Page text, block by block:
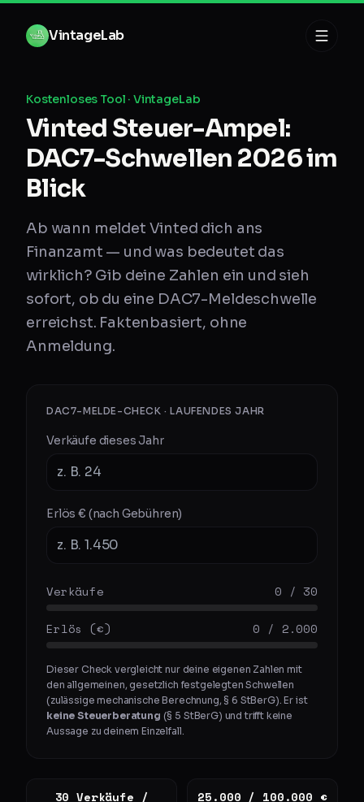
Zum Inhalt springen
VintageLab
Kostenloses Tool · VintageLab
Vinted Steuer-Ampel:
DAC7-Schwellen 2026 im
Blick
Ab wann meldet Vinted dich ans
Finanzamt — und was bedeutet das
wirklich? Gib deine Zahlen ein und sieh
sofort, ob du eine DAC7-Meldeschwelle
erreichst. Faktenbasiert, ohne
Anmeldung.
DAC7-MELDE-CHECK · LAUFENDES JAHR
Verkäufe dieses Jahr
Erlös € (nach Gebühren)
Verkäufe 0 / 30
Erlös (€) 0 / 2.000
Dieser Check vergleicht nur deine eigenen Zahlen mit
den allgemeinen, gesetzlich festgelegten Schwellen
(zulässige mechanische Berechnung, § 6 StBerG). Er ist
keine Steuerberatung (§ 5 StBerG) und trifft keine
Aussage zu deinem Einzelfall.
30 Verkäufe /
25.000 / 100.000 €